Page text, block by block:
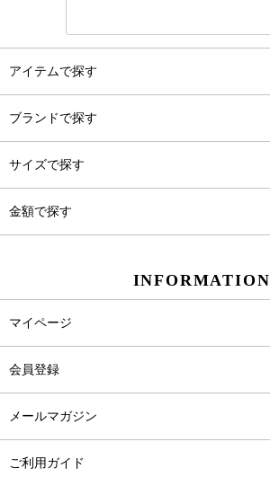
アイテムで探す
ブランドで探す
サイズで探す
金額で探す
INFORMATION
マイページ
会員登録
メールマガジン
ご利用ガイド